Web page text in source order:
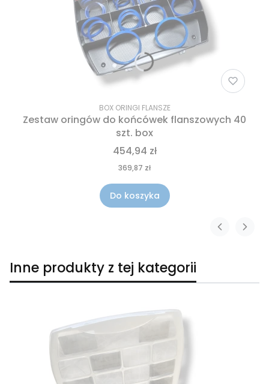
BOX ORINGI FLANSZE
Zestaw oringów do końcówek flanszowych 40
szt. box
454,94 zł
369,87 zł
Do koszyka
Inne produkty z tej kategorii